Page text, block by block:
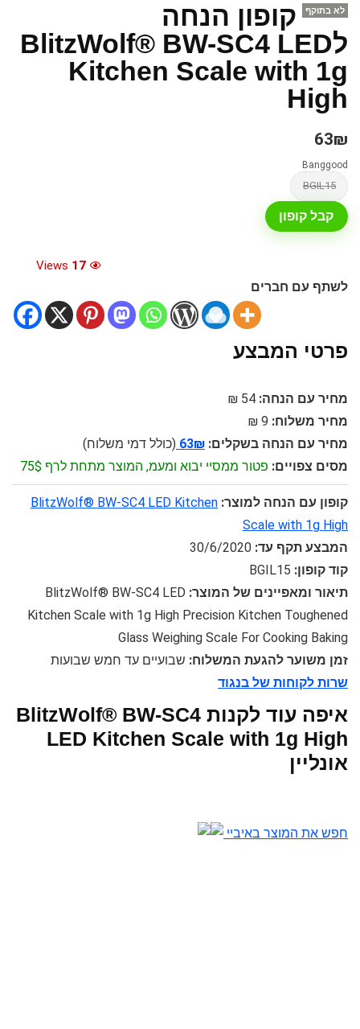
לא בתוקף
קופון הנחה
לBlitzWolf® BW-SC4 LED
Kitchen Scale with 1g
High
63₪
Banggood
BGIL15
קבל קופון
17
לשתף עם חברים
פרטי המבצע
מחיר עם הנחה: 54 ₪
מחיר משלוח: 9 ₪
מחיר עם הנחה בשקלים: 63₪ (כולל דמי משלוח)
מסים צפויים: פטור ממסיי יבוא ומעמ, המוצר מתחת לרף 75$
קופון עם הנחה למוצר: BlitzWolf® BW-SC4 LED Kitchen
Scale with 1g High
המבצע תקף עד: 30/6/2020
קוד קופון: BGIL15
תיאור ומאפיינים של המוצר: BlitzWolf® BW-SC4 LED
Kitchen Scale with 1g High Precision Kitchen Toughened
Glass Weighing Scale For Cooking Baking
זמן משוער להגעת המשלוח: שבועיים עד חמש שבועות
שרות לקוחות של בנגוד
איפה עוד לקנות BlitzWolf® BW-SC4
LED Kitchen Scale with 1g High
אונליין
חפש את המוצר באיביי